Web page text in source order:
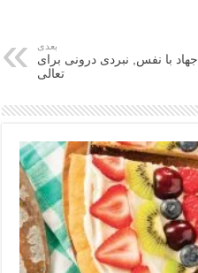
بعدی
جهاد با نفس, نبردی درونی برای
تعالی